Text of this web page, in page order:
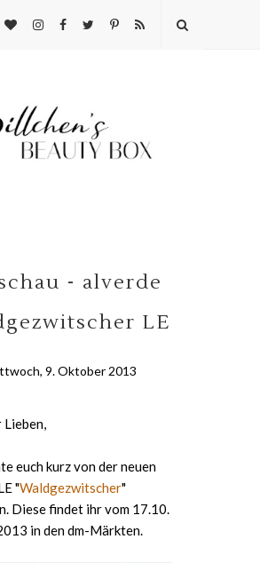
- alverde
LE
9. Oktober 2013
euch kurz von der neuen
"Waldgezwitscher"
Diese findet ihr vom 17.10.
in den dm-Märkten.